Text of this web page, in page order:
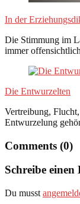
In der
Die Stimmung im
immer
Die Entwurzelten
Vertreibung,
Entwurzelung
Comments (0)
Schreibe
Du musst